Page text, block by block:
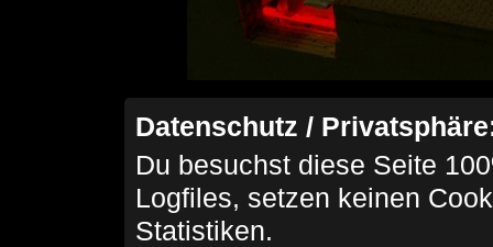
Datenschutz /
Du besuchst diese Seite
Logfiles, setzen keinen
Statistiken.